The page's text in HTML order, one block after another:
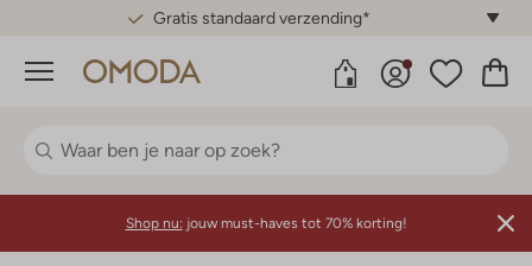
Gratis standaard verzending*
Menu
Shop nu: jouw must-haves tot 70% korting!